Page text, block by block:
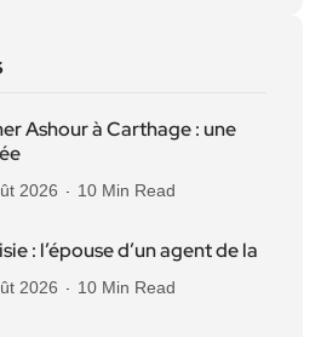
Ashour à Carthage : une
2026 10 Min Read
: l’épouse d’un agent de la
2026 10 Min Read